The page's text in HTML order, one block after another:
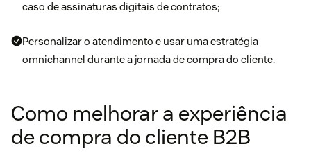
caso de assinaturas digitais de contratos;
Personalizar o atendimento e usar uma estratégia
omnichannel durante a jornada de compra do cliente.
Como melhorar a experiência
de compra do cliente B2B